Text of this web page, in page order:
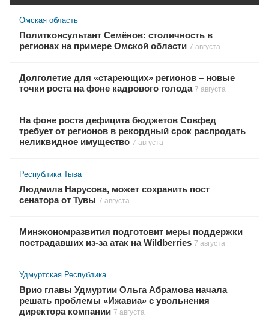
Омская область
Политконсультант Семёнов: столичность в
регионах на примере Омской области 7 августа
Долголетие для «стареющих» регионов – новые
точки роста на фоне кадрового голода 7 августа
На фоне роста дефицита бюджетов Совфед
требует от регионов в рекордный срок распродать
неликвидное имущество 7 августа
Республика Тыва
Людмила Нарусова, может сохранить пост
сенатора от Тувы 7 августа
Минэкономразвития подготовит меры поддержки
пострадавших из-за атак на Wildberries 7 августа
Удмуртская Республика
Врио главы Удмуртии Ольга Абрамова начала
решать проблемы «Ижавиа» с увольнения
директора компании 7 августа